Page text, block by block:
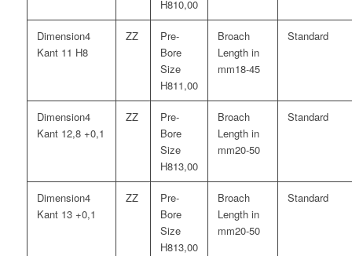
10,00
4
Kant 11 H8
11,00
18-45
4
Kant 12,8 +0,1
13,00
20-50
4
Kant 13 +0,1
13,00
20-50